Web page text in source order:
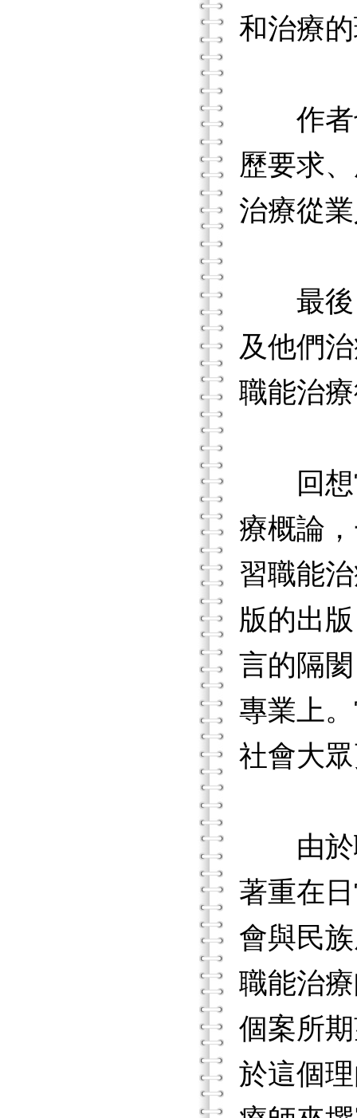
和治療
作者也
歷要求
治療從
最後，
及他們
職能治
回想當
療概論
習職能
版的出
言的隔
專業上
社會大
由於職
著重在
會與民
職能治
個案所
於這個